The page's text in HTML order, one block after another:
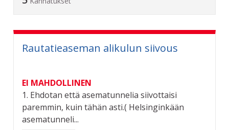
Rautatieaseman alikulun siivous
EI MAHDOLLINEN
1. Ehdotan että asematunnelia siivottaisi
paremmin, kuin tähän asti.( Helsinginkään
asematunneli...